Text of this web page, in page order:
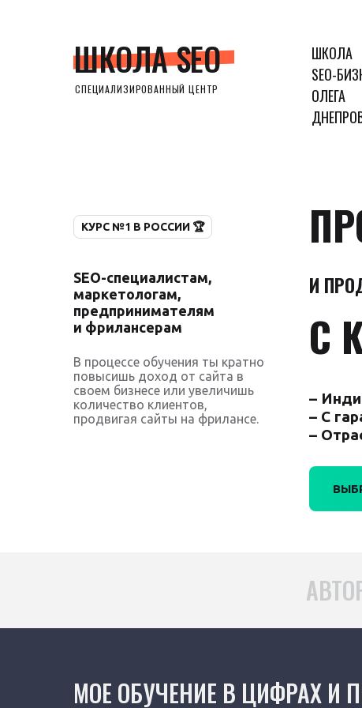
ШКОЛА SEO
СПЕЦИАЛИЗИРОВАННЫЙ ЦЕНТР
ШКОЛА
SEO-
ОЛЕГА
КУРС №1 В РОССИИ 🏆
SEO-специалистам,
маркетологам,
предпринимателям
и фрилансерам
В процессе обучения ты кратно
повысишь доход от сайта в
своем бизнесе или увеличишь
количество клиентов,
продвигая сайты на фрилансе.
И
С
–
– С
–
МОЕ ОБУЧЕНИЕ В ЦИФРАХ И